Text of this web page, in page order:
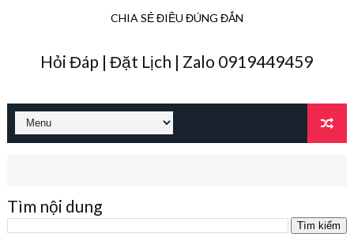
CHIA SẺ ĐIỀU ĐÚNG ĐẮN
Hỏi Đáp | Đặt Lịch | Zalo 0919449459
Tìm nội dung